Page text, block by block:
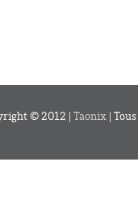
© 2012 | Taonix | Tous